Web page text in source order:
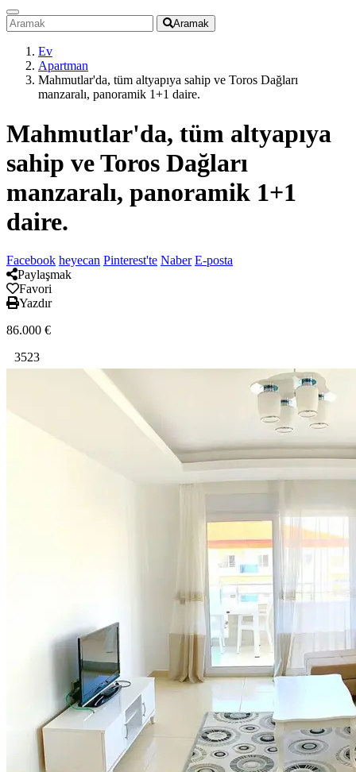
Aramak
Ev
Apartman
Mahmutlar'da, tüm altyapıya sahip ve Toros Dağları
manzaralı, panoramik 1+1 daire.
Mahmutlar'da, tüm altyapıya
sahip ve Toros Dağları
manzaralı, panoramik 1+1
daire.
Facebook heyecan Pinterest'te Naber E-posta
Paylaşmak
Favori
Yazdır
86.000 €
3523